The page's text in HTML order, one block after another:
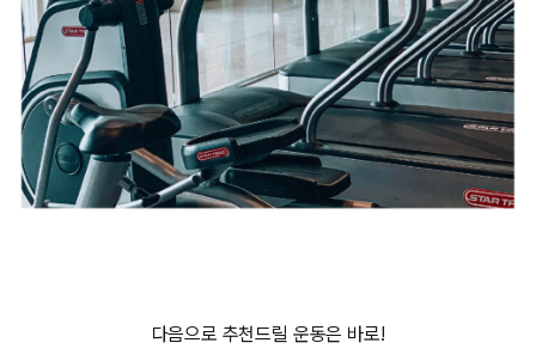
다음으로 추천드릴 운동은 바로!